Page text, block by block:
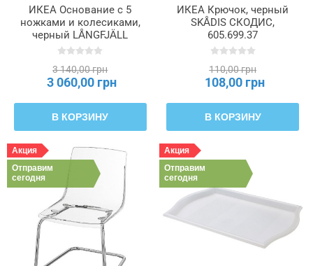
ИКЕА Основание с 5
ножками и колесиками,
черный LÅNGFJÄLL
ЛОНГФЬЕЛЛЬ, 803.204.94
3 140,00 грн
3 060,00 грн
В КОРЗИНУ
ИКЕА Крючок, черный
SKÅDIS СКОДИС,
605.699.37
110,00 грн
108,00 грн
В КОРЗИНУ
Акция
Отправим
сегодня
Акция
Отправим
сегодня